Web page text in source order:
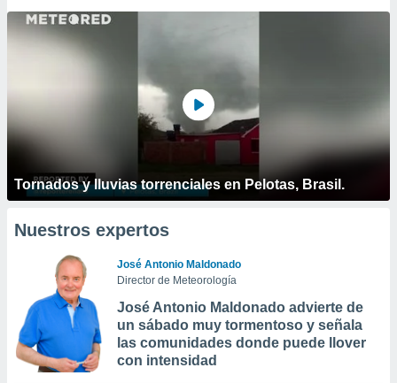
Tornados y lluvias torrenciales en Pelotas, Brasil.
Nuestros expertos
José Antonio Maldonado
Director de Meteorología
José Antonio Maldonado advierte de
un sábado muy tormentoso y señala
las comunidades donde puede llover
con intensidad